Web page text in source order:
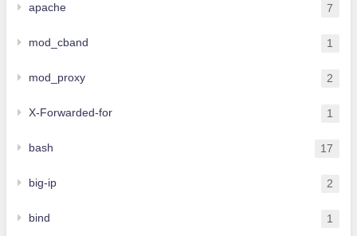
apache 7
mod_cband 1
mod_proxy 2
X-Forwarded-for 1
bash 17
big-ip 2
bind 1